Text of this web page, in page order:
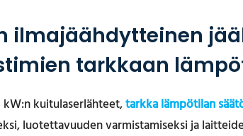
ilmajäähdytteinen
tarkkaan
kW:n kuitulaserlähteet,tarkka lämpötilan
luotettavuuden varmistamiseksi ja